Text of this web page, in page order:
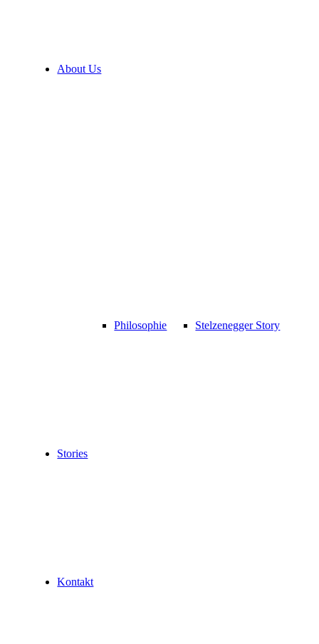
About Us
Philosophie Stelzenegger Story
Stories
Kontakt